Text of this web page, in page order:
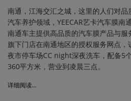
南通，江海交汇之城，这里的人们对
汽车养护领域，YEECAR艺卡汽车膜南
南通车主提供高品质的汽车膜产品与服
旗下门店在南通地区的授权服务网点
夜市停车场CC night深夜洗车，配备5
360平方米，营业到凌晨三点。
详细阅读...